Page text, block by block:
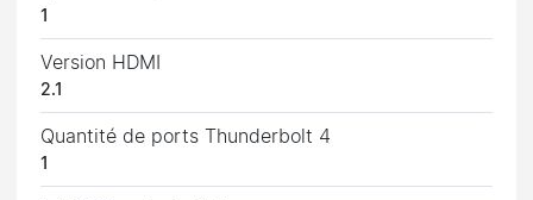
1
Version HDMI
2.1
Quantité de ports Thunderbolt 4
1